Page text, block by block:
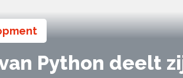
Python deelt